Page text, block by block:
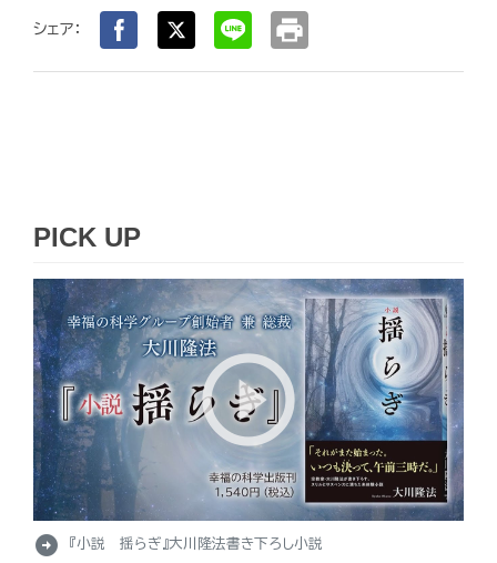
シェア： print
PICK UP
arrow_circle_right 『小説 揺らぎ』大川隆法書き下ろし小説